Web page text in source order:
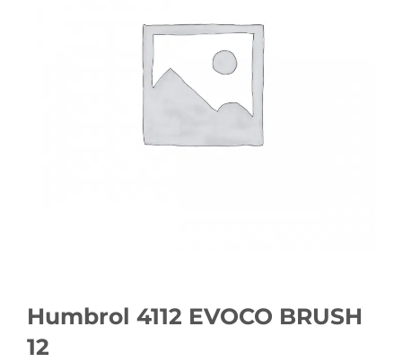
Humbrol 4112 EVOCO BRUSH
12